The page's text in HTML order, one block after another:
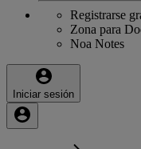
Registrarse
Zona para
Noa Notes
Iniciar sesión